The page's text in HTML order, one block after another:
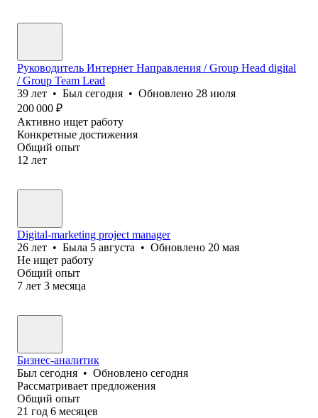
Руководитель Интернет Направления / Group Head digital
/ Group Team Lead
39 лет • Был сегодня • Обновлено 28 июля
200 000 ₽
Активно ищет работу
Конкретные достижения
Общий опыт
12 лет
Digital-marketing project manager
26 лет • Была 5 августа • Обновлено 20 мая
Не ищет работу
Общий опыт
7 лет 3 месяца
Бизнес-аналитик
Был сегодня • Обновлено сегодня
Рассматривает предложения
Общий опыт
21 год 6 месяцев